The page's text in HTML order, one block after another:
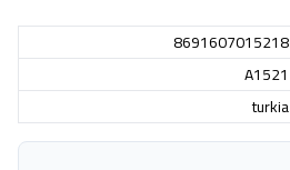
8691607015218
A1521
turkia